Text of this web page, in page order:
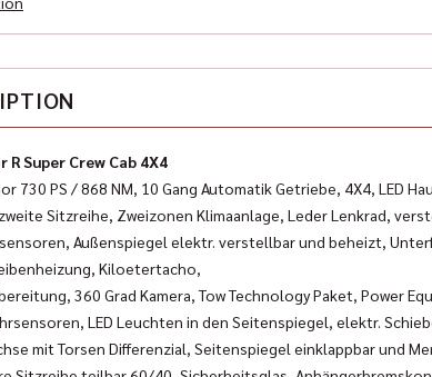
Super Crew Cab 4X4
730 PS / 868 NM, 10 Gang Automatik Getriebe, 4X4, LED
Sitzreihe, Zweizonen Klimaanlage, Leder Lenkrad,
Außenspiegel elektr. verstellbar und beheizt,
Kiloetertacho,
360 Grad Kamera, Tow Technology Paket, Power
LED Leuchten in den Seitenspiegel, elektr.
mit Torsen Differenzial, Seitenspiegel einklappbar und